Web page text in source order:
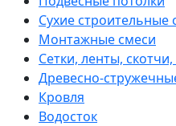
Сухие строительные
Монтажные смеси
Сетки, ленты,
Древесно-
Кровля
Водосток